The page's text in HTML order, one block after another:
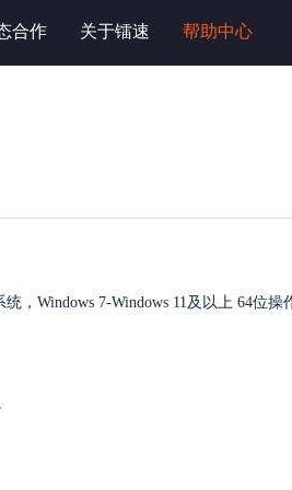
合作 关于镭速 帮助中心
，Windows 7-Windows 11及以上 64位